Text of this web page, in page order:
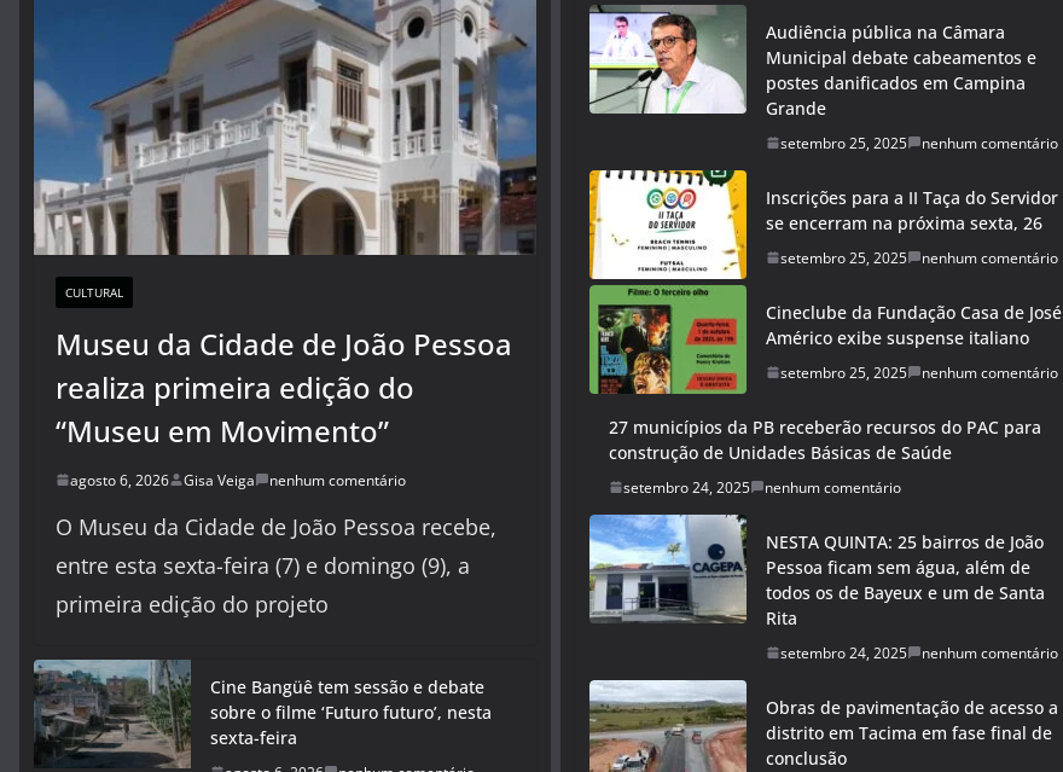
CULTURAL
Museu da Cidade de João Pessoa
realiza primeira edição do
“Museu em Movimento”
agosto 6, 2026 Gisa Veiga nenhum comentário
O Museu da Cidade de João Pessoa recebe,
entre esta sexta-feira (7) e domingo (9), a
primeira edição do projeto
Cine Bangüê tem sessão e debate
sobre o filme ‘Futuro futuro’, nesta
sexta-feira
Audiência pública na Câmara
Municipal debate cabeamentos e
postes danificados em Campina
Grande
setembro 25, 2025 nenhum comentário
Inscrições para a II Taça do Servidor
se encerram na próxima sexta, 26
setembro 25, 2025 nenhum comentário
Cineclube da Fundação Casa de José
Américo exibe suspense italiano
setembro 25, 2025 nenhum comentário
27 municípios da PB receberão recursos do PAC para
construção de Unidades Básicas de Saúde
setembro 24, 2025 nenhum comentário
NESTA QUINTA: 25 bairros de João
Pessoa ficam sem água, além de
todos os de Bayeux e um de Santa
Rita
setembro 24, 2025 nenhum comentário
Obras de pavimentação de acesso a
distrito em Tacima em fase final de
conclusão